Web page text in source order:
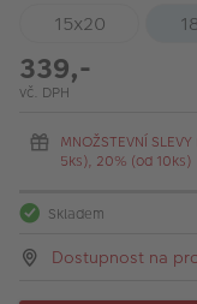
15x20
339,-
vč. DPH
MNOŽSTEVNÍ
5ks), 20% (od 10ks)
Skladem
Dostupnost na